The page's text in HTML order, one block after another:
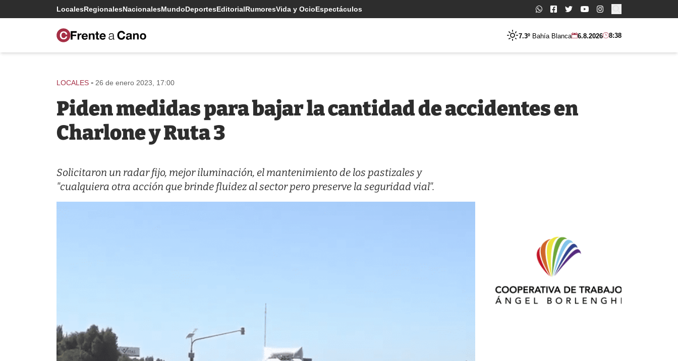
LocalesRegionalesNacionalesMundoDeportesEditorialRumoresVida y OcioEspectáculos Buscar:
7.3º Bahía Blanca 6.8.2026 8:38
LOCALES - 26 de enero 2023, 17:00
Piden medidas para bajar la cantidad de accidentes en
Charlone y Ruta 3
Solicitaron un radar fijo, mejor iluminación, el mantenimiento de los pastizales y
"cualquiera otra acción que brinde fluidez al sector pero preserve la seguridad vial".